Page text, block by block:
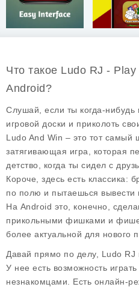
Что такое Ludo RJ -
Android?
Слушай, если ты когда-нибудь
игровой доски и приколоть
Ludo And Win – это тот самый
затягивающая игра, которая
детство, когда ты сидел с
Короче, здесь есть классика:
по полю и пытаешься вывести
На Android это, конечно,
прикольными фишками и
более актуальной для нового
Давай прямо по делу, Ludo RJ
У нее есть возможность
незнакомцами. Есть онлайн-